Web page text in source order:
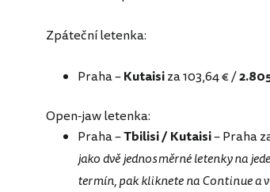
Zpáteční letenka:
Praha –Kutaisiza 103,64 € /
Open-jaw letenka:
Praha –Tbilisi / Kutaisi– Praha
jako dvě jednosměrné letenky na
termín, pak kliknete na Continue a